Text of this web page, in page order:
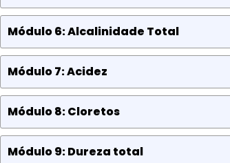
Módulo 6: Alcalinidade Total
Módulo 7: Acidez
Módulo 8: Cloretos
Módulo 9: Dureza total